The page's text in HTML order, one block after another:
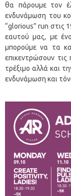
θα πάρουμε τον
ενδυνάμωση του
“glorious” run στις
εαυτού μας, με
μπορούμε να τα
επικεντρώσουν
τρέξιμο αλλά και
ενδυνάμωση και